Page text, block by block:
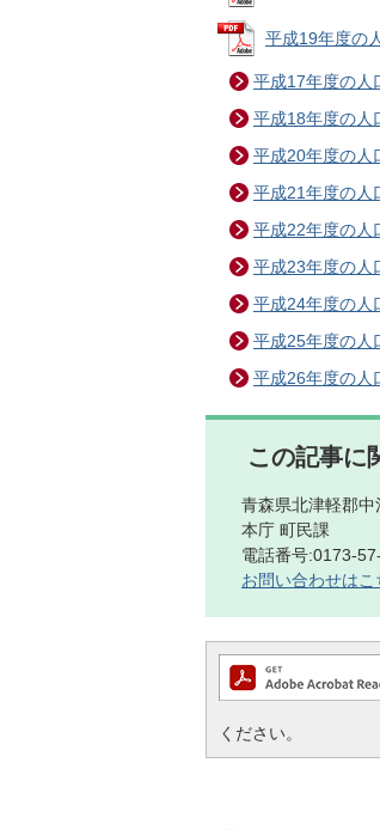
平成19年度の
平成17年度の人
平成18年度の人
平成20年度の人
平成21年度の人
平成22年度の人
平成23年度の人
平成24年度の人
平成25年度の人
平成26年度の人
この記事に
青森県北津軽郡
本庁 町民課
電話番号:0173-
お問い合わせはこ
ください。